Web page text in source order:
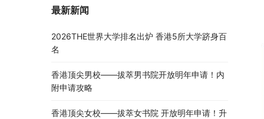
最新新闻
2026THE世界大学排名出炉 香港5所大学跻身百
名
香港顶尖男校——拔萃男书院开放明年申请！内
附申请攻略
香港顶尖女校——拔萃女书院 开放明年申请！升